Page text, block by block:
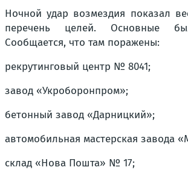
Ночной удар возмездия показал
перечень целей. Основные
Сообщается, что там поражены:
рекрутинговый центр № 8041;
завод «Укроборонпром»;
бетонный завод «Дарницкий»;
автомобильная мастерская завода
склад «Нова Пошта» № 17;